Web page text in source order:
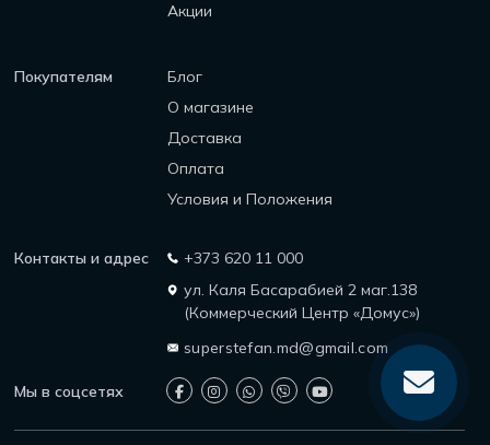
Акции
Покупателям
Блог
О магазине
Доставка
Оплата
Условия и Положения
Контакты и адрес
+373 620 11 000
ул. Каля Басарабией 2 маг.138
(Коммерческий Центр «Домус»)
superstefan.md@gmail.com
Мы в соцсетях